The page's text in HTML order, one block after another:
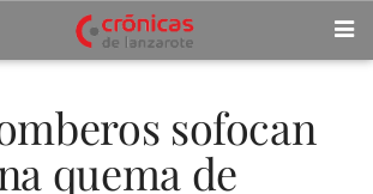
sofocan
quema de